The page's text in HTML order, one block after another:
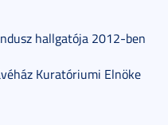
hallgatója 2012-ben
Kuratóriumi Elnöke